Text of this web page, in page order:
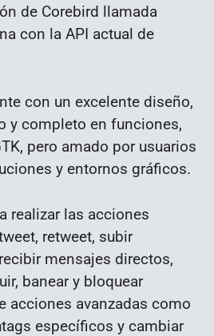
de Corebird llamada
con la API actual de
con un excelente diseño,
y completo en funciones,
pero amado por usuarios
y entornos gráficos.
realizar las acciones
retweet, subir
mensajes directos,
banear y bloquear
acciones avanzadas como
específicos y cambiar